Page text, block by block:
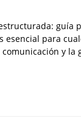
guía
esencial para
y la